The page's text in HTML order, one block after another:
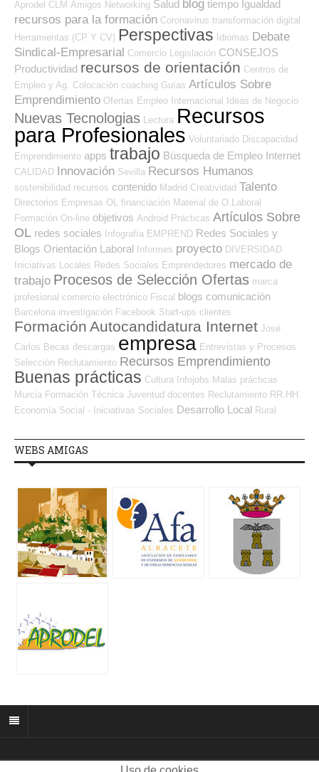
Aprodel CLM Amigos Networking Salud blog tiempo Igualdad
recursos para la formación Coronavirus transformación digital
Herramientas (CP Y CV) Perspectivas Idiomas Debate
Sindical-Empresarial Comercio Legislación CONSEJOS
Productividad recursos de orientación Centros de
Empleo y Ag. Colocación coaching Guías Artículos Sobre
Emprendimiento Ofertas Empleo Internacional Ideas de Negocio
Nuevas Tecnologias Lectura Recursos
para Profesionales Voluntariado Discapacidad
Emprendimiento apps trabajo Búsqueda de Empleo Internet
CALIDAD Innovación Sevilla Recursos Humanos
sostenibilidad recursos contenido Madrid Creatividad Talento
Directorios Empresas OL financiación Material de O.Laboral
Formación On-line objetivos Android Prácticas Artículos Sobre
OL redes sociales Infografía EMPREND Redes Sociales y
Blogs Orientación Laboral Informes proyecto DIVERSIDAD
Iniciativas Locales Redes Sociales Emprendedores mercado de
trabajo Procesos de Selección Ofertas marca
profesional comercio electrónico Fiscal blogs comunicación
Barcelona investigación Facebook Start-ups clientes
Formación Autocandidatura Internet José
Carlos Becas descargas empresa Entrevistas y Procesos
Selección Reclutamiento Recursos Emprendimiento
Buenas prácticas Cultura Infojobs Malas prácticas
Murcia Formación Técnica Juventud docentes Reclutamiento RR.HH.
Economía Social - Iniciativas Sociales Desarrollo Local Rural
WEBS AMIGAS